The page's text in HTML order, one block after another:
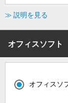
≫ 説明を見る
オフィスソフト
オフィスソ